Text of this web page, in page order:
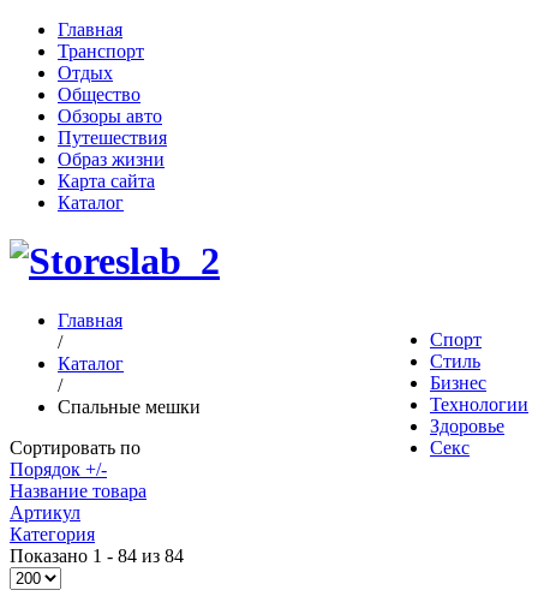
Главная
Транспорт
Отдых
Общество
Обзоры авто
Путешествия
Образ жизни
Карта сайта
Каталог
Спорт
Стиль
Бизнес
Технологии
Здоровье
Секс
Главная
/
Каталог
/
Спальные мешки
Сортировать по
Порядок +/-
Название товара
Артикул
Категория
Показано 1 - 84 из 84